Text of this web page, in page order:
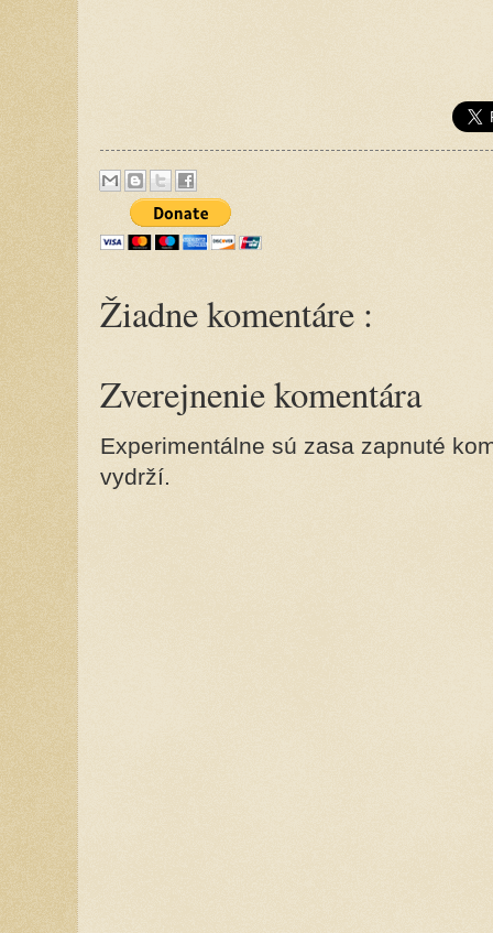
Žiadne komentáre :
Zverejnenie komentára
Experimentálne sú zasa zapnuté
vydrží.